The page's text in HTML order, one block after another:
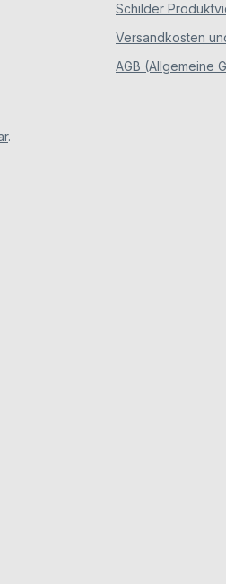
.
Schilder
Versandkosten
AGB (Allgemeine